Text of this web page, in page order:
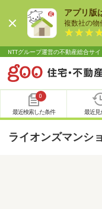
アプリ版
複数社の物
NTTグループ運営の不動産総合サ
0
最近検索した条件 最近見
ライオンズマンシ